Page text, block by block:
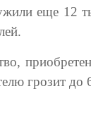
еще 12
грозит до